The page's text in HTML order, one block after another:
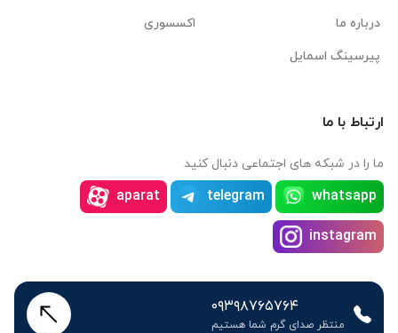
درباره ما
پیرسینگ اسمایل
اکسسوری
ارتباط با ما
ما را در شبکه های اجتماعی دنبال کنید
whatsapp
telegram
aparat
instagram
۰۹۳۹۸۷۶۵۷۶۴
منتظر صدای گرم شما هستیم